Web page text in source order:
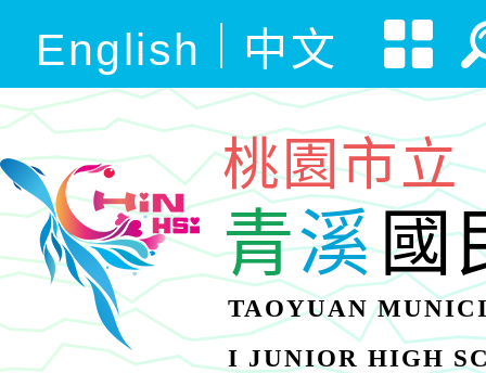
English 中文
桃園市立
青溪國
TAOYUAN
I JUNIOR HIGH